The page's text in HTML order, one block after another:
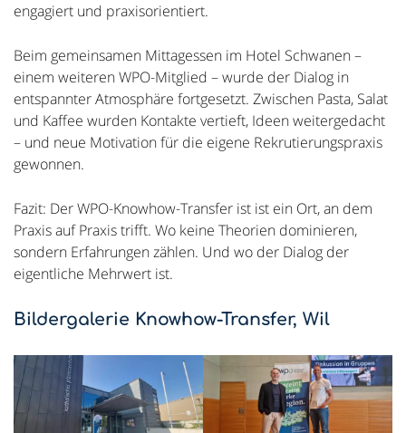
engagiert und praxisorientiert.
Beim gemeinsamen Mittagessen im Hotel Schwanen –
einem weiteren WPO-Mitglied – wurde der Dialog in
entspannter Atmosphäre fortgesetzt. Zwischen Pasta, Salat
und Kaffee wurden Kontakte vertieft, Ideen weitergedacht
– und neue Motivation für die eigene Rekrutierungspraxis
gewonnen.
Fazit: Der WPO-Knowhow-Transfer ist ist ein Ort, an dem
Praxis auf Praxis trifft. Wo keine Theorien dominieren,
sondern Erfahrungen zählen. Und wo der Dialog der
eigentliche Mehrwert ist.
Bildergalerie Knowhow-Transfer, Wil